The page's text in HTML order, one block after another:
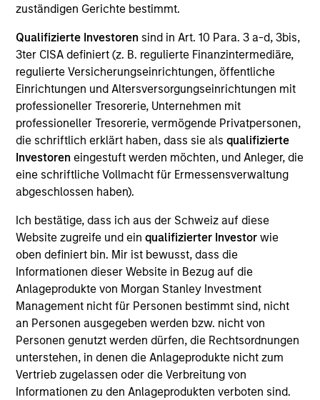
zuständigen Gerichte bestimmt.
Qualifizierte Investoren sind in Art. 10 Para. 3 a-d, 3bis,
3ter CISA definiert (z. B. regulierte Finanzintermediäre,
regulierte Versicherungseinrichtungen, öffentliche
Einrichtungen und Altersversorgungseinrichtungen mit
professioneller Tresorerie, Unternehmen mit
professioneller Tresorerie, vermögende Privatpersonen,
die schriftlich erklärt haben, dass sie alsqualifizierte
Investoren eingestuft werden möchten, und Anleger, die
eine schriftliche Vollmacht für Ermessensverwaltung
abgeschlossen haben).
Ich bestätige, dass ich aus der Schweiz auf diese
Website zugreife und ein qualifizierter Investor wie
oben definiert bin. Mir ist bewusst, dass die
Informationen dieser Website in Bezug auf die
Anlageprodukte von Morgan Stanley Investment
Management nicht für Personen bestimmt sind, nicht
an Personen ausgegeben werden bzw. nicht von
Personen genutzt werden dürfen, die Rechtsordnungen
unterstehen, in denen die Anlageprodukte nicht zum
Vertrieb zugelassen oder die Verbreitung von
Informationen zu den Anlageprodukten verboten sind.
Morgan Stanley Private Equity Solutions Team
Michael Carroll is a Managing Director and Partner
with the Morgan Stanley Private Equity Solutions
team. Prior to joining the firm, Michael served on
the investment teams at Davidson Kempner Capital
Management and Tennenbaum Capital Partners. He
began his career as an investment banking analyst
at J.P. Morgan. Michael received a B.B.A. with high
distinction from the University of Michigan and an
M.B.A. from the Wharton School of the University of
Pennsylvania.
Team Insights